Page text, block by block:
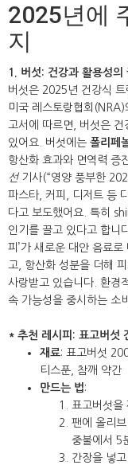
2025년에
지
1. 버섯: 건강과 활용성의
버섯은 2025년 건강식 트
미국 레스토랑협회
고서에 따르면, 버섯은
있어요. 버섯에는 폴리페
항산화 효과와 면역력 증
선기사(“영양 풍부한
파스타, 커피, 디저트 등
다고 보도했어요. 특히
인기를 끌고 있다고 합니
피’가 새로운 대안 음료
고, 항산화 성분을 더해
사랑받고 있습니다. 환경
속 가능성을 중시하는 소
* 추천 레시피: 표고버섯
재료: 표고버섯
티스푼, 참깨 약간
만드는 법:
표고버섯을
팬에 올리
중불에서 5
간장을 넣